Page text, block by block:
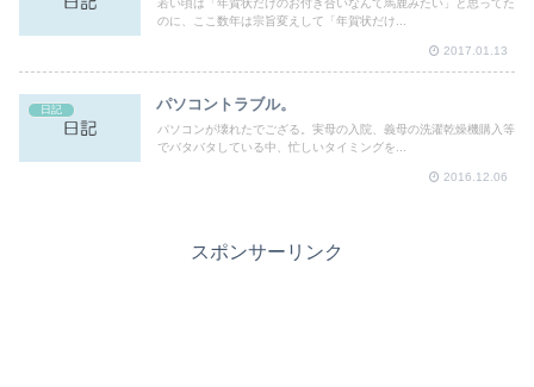
若い頃は「年賀状だけのお付き合いなんて馬鹿みたい」と思ってた
のに、ここ数年は宗旨変えして「年賀状だけ...
2017.01.13
日記 パソコントラブル。
パソコンが壊れたでござる。実母の入院、義母の洗濯乾燥機購入等
でバタバタしている中、忙しいタイミングを...
2016.12.06
スポンサーリンク